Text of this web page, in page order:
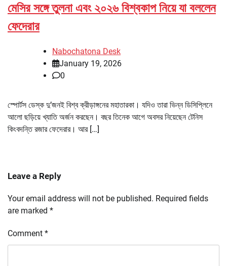
মেসির সঙ্গে তুলনা এবং ২০২৬ বিশ্বকাপ নিয়ে যা বললেন
ফেদেরার
Nabochatona Desk
January 19, 2026
0
স্পোর্টস ডেস্ক দু’জনই বিশ্ব ক্রীড়াঙ্গনের মহাতারকা। যদিও তারা ভিন্ন ডিসিপ্লিনে
আলো ছড়িয়ে খ্যাতি অর্জন করছেন। বছর তিনেক আগে অবসর নিয়েছেন টেনিস
কিংবদন্তি রজার ফেদেরার। আর […]
Leave a Reply
Your email address will not be published. Required fields
are marked *
Comment *